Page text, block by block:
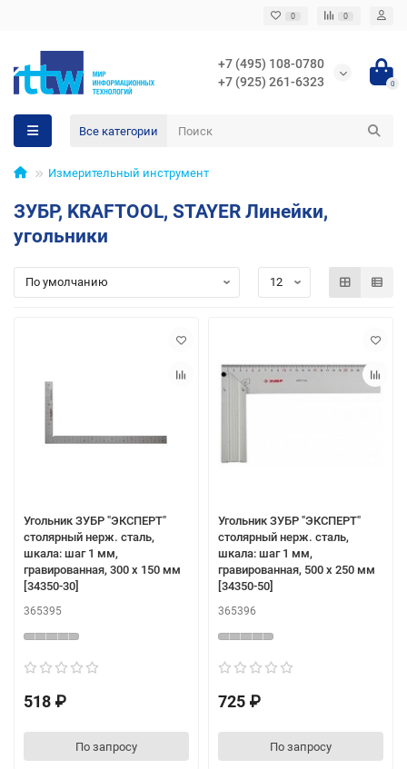
0 0
+7 (495) 108-0780
+7 (925) 261-6323
0
Все категории
Измерительный инструмент
ЗУБР, KRAFTOOL, STAYER Линейки,
угольники
Угольник ЗУБР "ЭКСПЕРТ"
столярный нерж. сталь,
шкала: шаг 1 мм,
гравированная, 300 х 150 мм
[34350-30]
365395
518 ₽
По запросу
Угольник ЗУБР "ЭКСПЕРТ"
столярный нерж. сталь,
шкала: шаг 1 мм,
гравированная, 500 х 250 мм
[34350-50]
365396
725 ₽
По запросу